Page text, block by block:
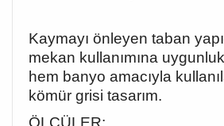
Kaymayı önleyen taban
mekan kullanımına
hem banyo amacıyla
kömür grisi tasarım.
ÖLÇÜLER: